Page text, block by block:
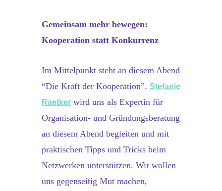
Gemeinsam mehr bewegen:
Kooperation statt Konkurrenz
Im Mittelpunkt steht an diesem Abend
“Die Kraft der Kooperation”. Stefanie
Raetker wird uns als Expertin für
Organisation- und Gründungsberatung
an diesem Abend begleiten und mit
praktischen Tipps und Tricks beim
Netzwerken unterstützen. Wir wollen
uns gegenseitig Mut machen,